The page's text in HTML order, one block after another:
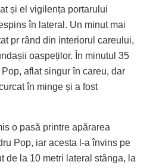
și el vigilența portarului
în lateral. Un minut mai
pr rând din interiorul careului,
oaspeților. În minutul 35
aflat singur în careu, dar
în minge și a fost
o pasă printre apărarea
Pop, iar acesta l-a învins pe
de la 10 metri lateral stânga, la